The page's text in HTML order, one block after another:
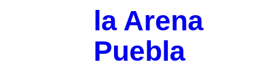
la Arena
Puebla